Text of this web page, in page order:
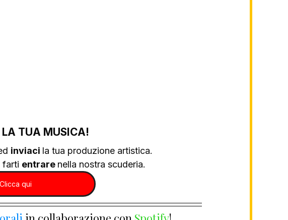
LA TUA MUSICA!
inviaci la tua produzione artistica.
farti entrare nella nostra scuderia.
Clicca qui